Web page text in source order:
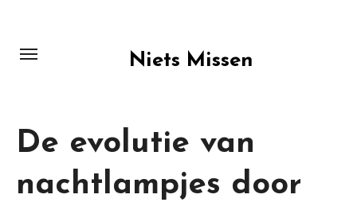
content
Niets Missen
De evolutie van
nachtlampjes door